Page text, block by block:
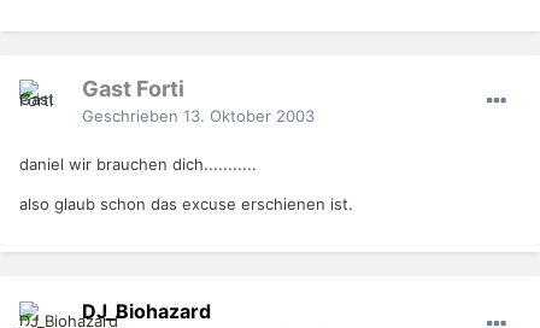
Gast Forti
Geschrieben 13. Oktober 2003
daniel wir brauchen dich...........
also glaub schon das excuse erschienen ist.
DJ_Biohazard